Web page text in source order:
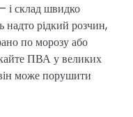
і склад швидко
надто рідкий розчин,
по морозу або
ПВА у великих
може порушити